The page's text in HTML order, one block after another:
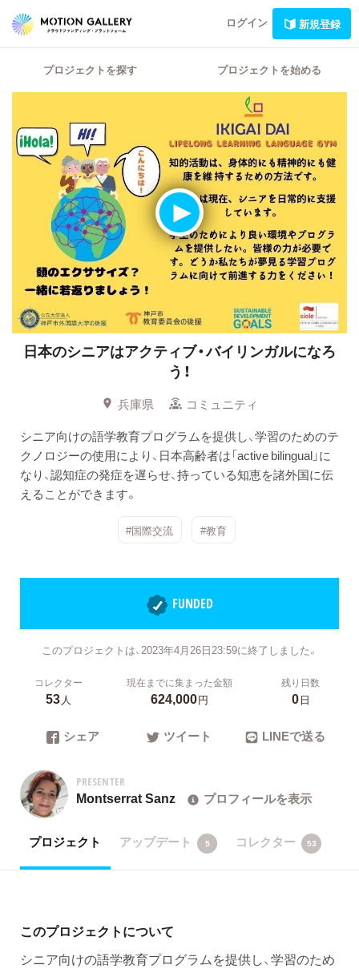
ログイン 新規登録
プロジェクトを探す プロジェクトを始める
日本のシニアはアクティブ・バイリンガルになろ
う！
兵庫県
コミュニティ
シニア向けの語学教育プログラムを提供し、学習のためのテ
クノロジーの使用により、日本高齢者は「active bilingual」に
なり、認知症の発症を遅らせ、持っている知恵を諸外国に伝
えることができます。
#国際交流 #教育
FUNDED
このプロジェクトは、2023年4月26日23:59に終了しました。
コレクター
53人
現在までに集まった金額
624,000円
残り日数
0日
シェア ツイート LINEで送る
PRESENTER
Montserrat Sanz プロフィールを表示
プロジェクト アップデート 5 コレクター 53
このプロジェクトについて
シニア向けの語学教育プログラムを提供し、学習のため